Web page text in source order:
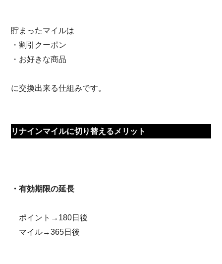
貯まったマイルは
・割引クーポン
・お好きな商品
に交換出来る仕組みです。
リナインマイルに切り替えるメリット
・有効期限の延長
ポイント→180日後
マイル→365日後